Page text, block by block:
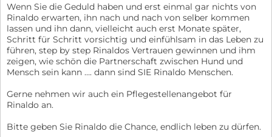
Wenn Sie die Geduld haben und erst einmal gar nichts von
Rinaldo erwarten, ihn nach und nach von selber kommen
lassen und ihn dann, vielleicht auch erst Monate später,
Schritt für Schritt vorsichtig und einfühlsam in das Leben zu
führen, step by step Rinaldos Vertrauen gewinnen und ihm
zeigen, wie schön die Partnerschaft zwischen Hund und
Mensch sein kann …. dann sind SIE Rinaldo Menschen.
Gerne nehmen wir auch ein Pflegestellenangebot für
Rinaldo an.
Bitte geben Sie Rinaldo die Chance, endlich leben zu dürfen.